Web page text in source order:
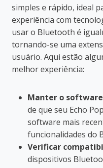
simples e rápido, ideal
experiência com
usar o Bluetooth é
tornando-se uma
usuário. Aqui estão
melhor experiência:
Manter o
de que seu Echo
software mais
funcionalidades do
Verificar
dispositivos